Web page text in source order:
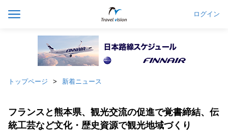
ログイン
トップページ 新着ニュース
フランスと熊本県、観光交流の促進で覚書締結、伝
統工芸など文化・歴史資源で観光地域づくり